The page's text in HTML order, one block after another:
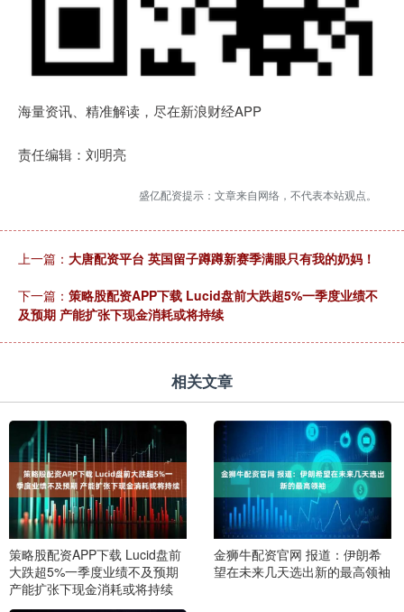
海量资讯、精准解读，尽在新浪财经APP
责任编辑：刘明亮
盛亿配资提示：文章来自网络，不代表本站观点。
上一篇： 大唐配资平台 英国留子蹲蹲新赛季满眼只有我的奶妈！
下一篇： 策略股配资APP下载 Lucid盘前大跌超5%一季度业绩不
及预期 产能扩张下现金消耗或将持续
相关文章
策略股配资APP下载 Lucid盘前
大跌超5%一季度业绩不及预期
产能扩张下现金消耗或将持续
金狮牛配资官网 报道：伊朗希
望在未来几天选出新的最高领袖